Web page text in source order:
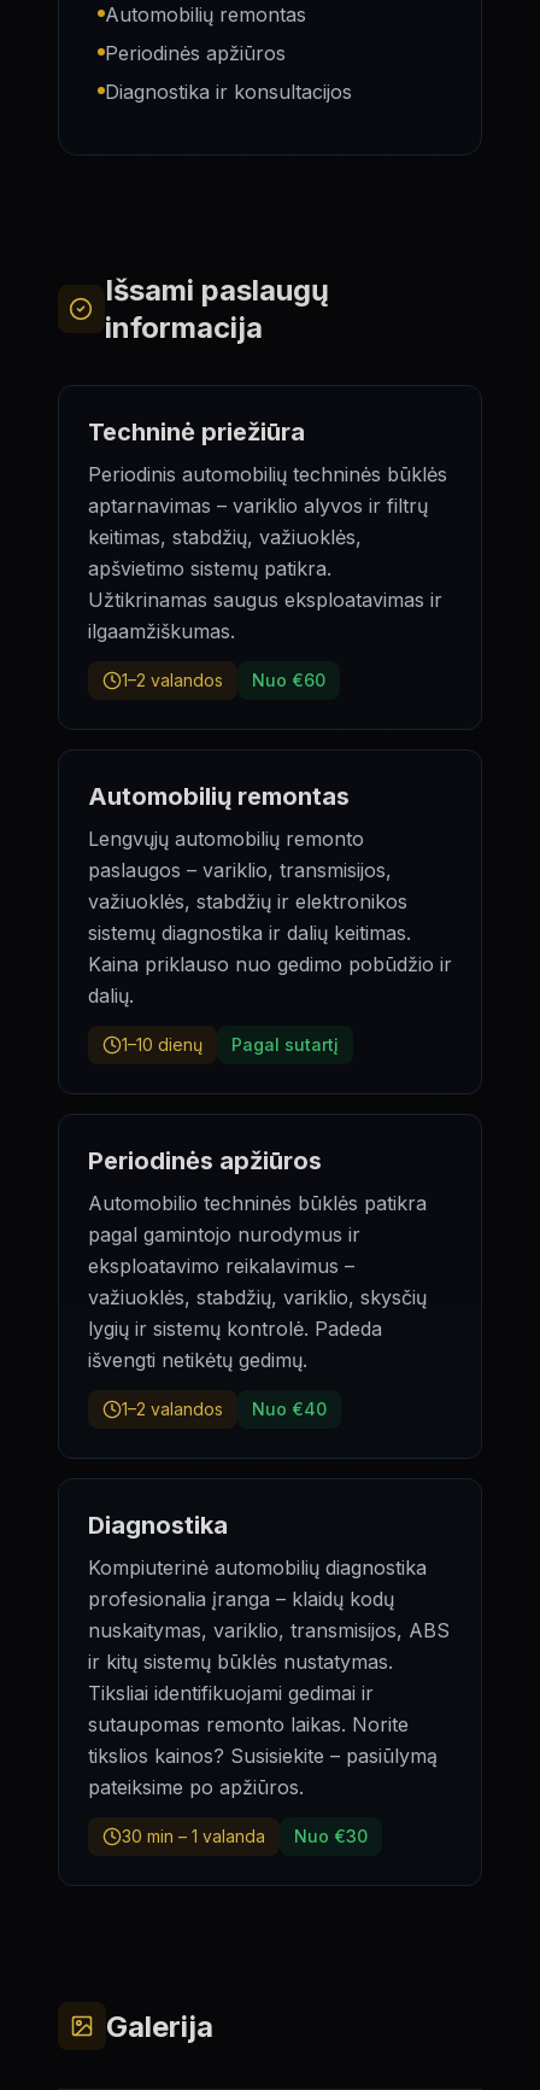
Automobilių remontas
Periodinės apžiūros
Diagnostika ir konsultacijos
Išsami paslaugų
informacija
Techninė priežiūra
Periodinis automobilių techninės būklės
aptarnavimas – variklio alyvos ir filtrų
keitimas, stabdžių, važiuoklės,
apšvietimo sistemų patikra.
Užtikrinamas saugus eksploatavimas ir
ilgaamžiškumas.
1–2 valandos Nuo €60
Automobilių remontas
Lengvųjų automobilių remonto
paslaugos – variklio, transmisijos,
važiuoklės, stabdžių ir elektronikos
sistemų diagnostika ir dalių keitimas.
Kaina priklauso nuo gedimo pobūdžio ir
dalių.
1–10 dienų Pagal sutartį
Periodinės apžiūros
Automobilio techninės būklės patikra
pagal gamintojo nurodymus ir
eksploatavimo reikalavimus –
važiuoklės, stabdžių, variklio, skysčių
lygių ir sistemų kontrolė. Padeda
išvengti netikėtų gedimų.
1–2 valandos Nuo €40
Diagnostika
Kompiuterinė automobilių diagnostika
profesionalia įranga – klaidų kodų
nuskaitymas, variklio, transmisijos, ABS
ir kitų sistemų būklės nustatymas.
Tiksliai identifikuojami gedimai ir
sutaupomas remonto laikas. Norite
tikslios kainos? Susisiekite – pasiūlymą
pateiksime po apžiūros.
30 min – 1 valanda Nuo €30
Galerija